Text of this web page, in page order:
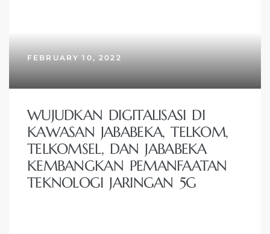
FEBRUARY 10, 2022
WUJUDKAN DIGITALISASI DI
KAWASAN JABABEKA, TELKOM,
TELKOMSEL, DAN JABABEKA
KEMBANGKAN PEMANFAATAN
TEKNOLOGI JARINGAN 5G